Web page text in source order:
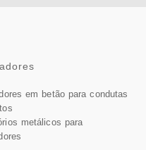
em betão para condutas
metálicos para